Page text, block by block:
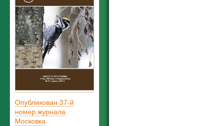
Опубликован 37-й
номер журнала
Московка